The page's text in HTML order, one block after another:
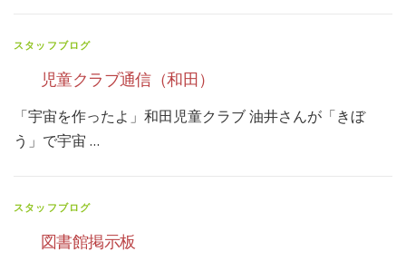
スタッフブログ
児童クラブ通信（和田）
「宇宙を作ったよ」和田児童クラブ 油井さんが「きぼ
う」で宇宙 …
スタッフブログ
図書館掲示板